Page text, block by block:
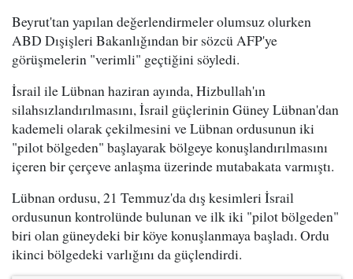
Beyrut'tan yapılan değerlendirmeler olumsuz olurken
ABD Dışişleri Bakanlığından bir sözcü AFP'ye
görüşmelerin "verimli" geçtiğini söyledi.
İsrail ile Lübnan haziran ayında, Hizbullah'ın
silahsızlandırılmasını, İsrail güçlerinin Güney Lübnan'dan
kademeli olarak çekilmesini ve Lübnan ordusunun iki
"pilot bölgeden" başlayarak bölgeye konuşlandırılmasını
içeren bir çerçeve anlaşma üzerinde mutabakata varmıştı.
Lübnan ordusu, 21 Temmuz'da dış kesimleri İsrail
ordusunun kontrolünde bulunan ve ilk iki "pilot bölgeden"
biri olan güneydeki bir köye konuşlanmaya başladı. Ordu
ikinci bölgedeki varlığını da güçlendirdi.